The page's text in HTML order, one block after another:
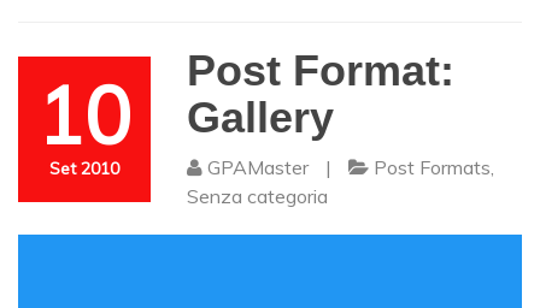
10
Set 2010
Post Format:
Gallery
GPAMaster | Post Formats,
Senza categoria